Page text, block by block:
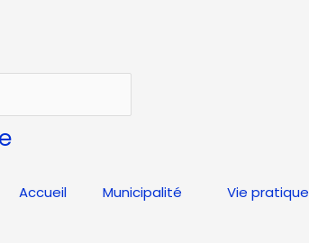
Accueil Municipalité Vie pratique